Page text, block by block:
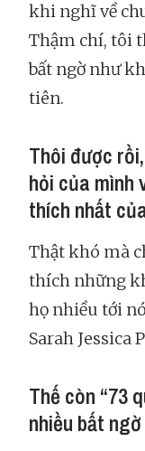
khi nghĩ về
Thậm chí, tôi
bất ngờ như
tiên.
Thôi được
hỏi của mình
thích nhất
Thật khó mà
thích những
họ nhiều tới
Sarah Jessica
Thế còn “73
nhiều bất